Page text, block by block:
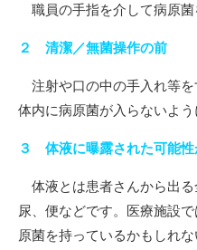
職員の手指を介して病原菌
２ 清潔／無菌操作の前
注射や口の中の手入れ等
体内に病原菌が入らないよう
３ 体液に曝露された可能性
体液とは患者さんから出る
尿、便などです。医療施設
原菌を持っているかもしれ